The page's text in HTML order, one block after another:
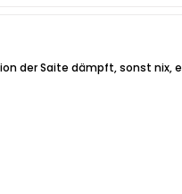
der Saite dämpft, sonst nix,